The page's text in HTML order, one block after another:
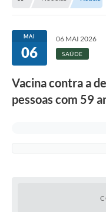
MAI
06
06 MAI 2026
SAÚDE
Vacina contra a
pessoas com 59